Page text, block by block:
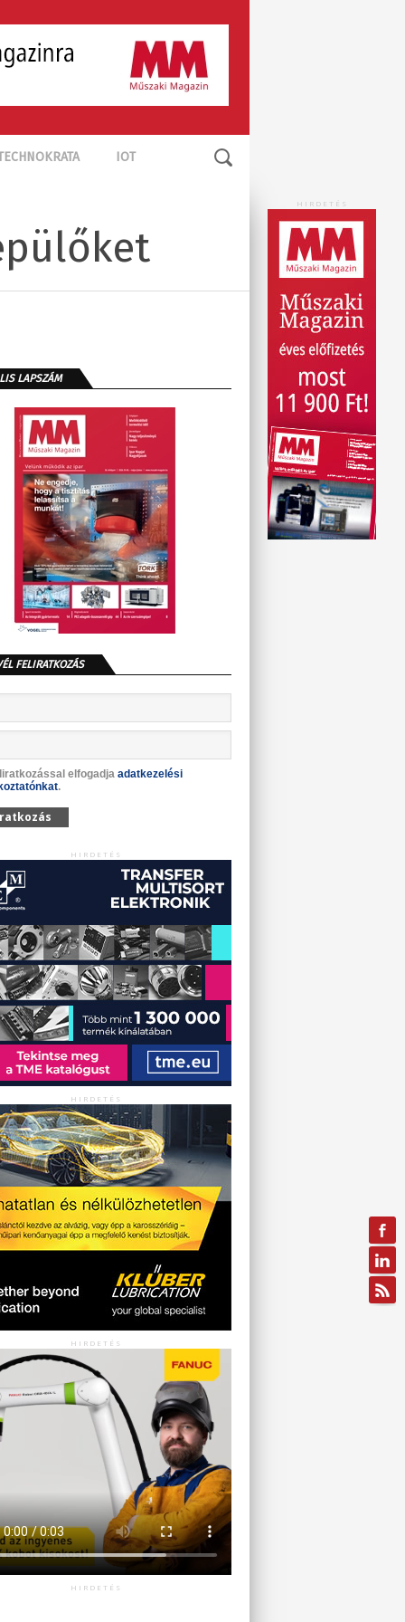
IOT
HIRDETÉS
LAPSZÁM
FELIRATKOZÁS
elfogadja adatkezelési
.
HIRDETÉS
HIRDETÉS
HIRDETÉS
HIRDETÉS